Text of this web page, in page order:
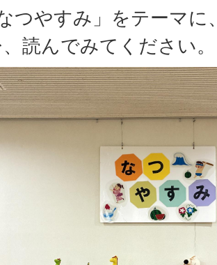
つやすみ」をテーマに
読んでみてください。